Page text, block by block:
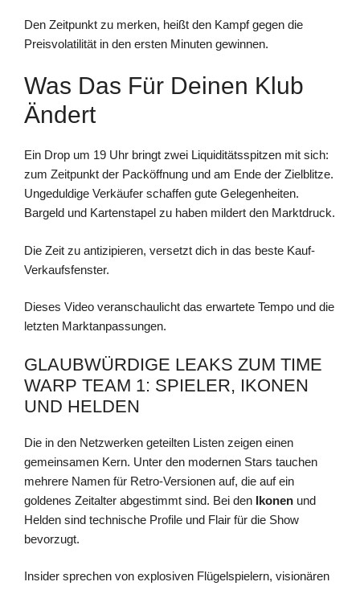
Den Zeitpunkt zu merken, heißt den Kampf gegen die
Preisvolatilität in den ersten Minuten gewinnen.
Was Das Für Deinen Klub
Ändert
Ein Drop um 19 Uhr bringt zwei Liquiditätsspitzen mit sich:
zum Zeitpunkt der Packöffnung und am Ende der Zielblitze.
Ungeduldige Verkäufer schaffen gute Gelegenheiten.
Bargeld und Kartenstapel zu haben mildert den Marktdruck.
Die Zeit zu antizipieren, versetzt dich in das beste Kauf-
Verkaufsfenster.
Dieses Video veranschaulicht das erwartete Tempo und die
letzten Marktanpassungen.
GLAUBWÜRDIGE LEAKS ZUM TIME
WARP TEAM 1: SPIELER, IKONEN
UND HELDEN
Die in den Netzwerken geteilten Listen zeigen einen
gemeinsamen Kern. Unter den modernen Stars tauchen
mehrere Namen für Retro-Versionen auf, die auf ein
goldenes Zeitalter abgestimmt sind. Bei den Ikonen und
Helden sind technische Profile und Flair für die Show
bevorzugt.
Insider sprechen von explosiven Flügelspielern, visionären